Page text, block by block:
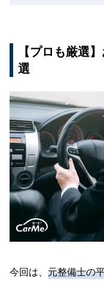
【プロも厳選
選
今回は、 元整備士の